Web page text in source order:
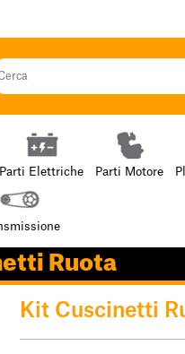
Parti Elettriche Parti Motore
Ruota
Kit Cuscinetti